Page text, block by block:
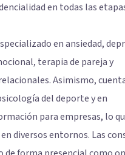
en todas las
en ansiedad,
terapia de pareja y
Asimismo,
del deporte y en
para empresas, lo
diversos entornos. Las